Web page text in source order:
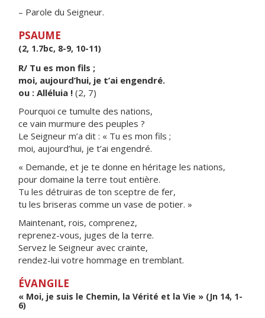
– Parole du Seigneur.
PSAUME
(2, 1.7bc, 8-9, 10-11)
R/ Tu es mon fils ;
moi, aujourd’hui, je t’ai engendré.
ou : Alléluia ! (2, 7)
Pourquoi ce tumulte des nations,
ce vain murmure des peuples ?
Le Seigneur m’a dit : « Tu es mon fils ;
moi, aujourd’hui, je t’ai engendré.
« Demande, et je te donne en héritage les nations,
pour domaine la terre tout entière.
Tu les détruiras de ton sceptre de fer,
tu les briseras comme un vase de potier. »
Maintenant, rois, comprenez,
reprenez-vous, juges de la terre.
Servez le Seigneur avec crainte,
rendez-lui votre hommage en tremblant.
ÉVANGILE
« Moi, je suis le Chemin, la Vérité et la Vie » (Jn 14, 1-
6)